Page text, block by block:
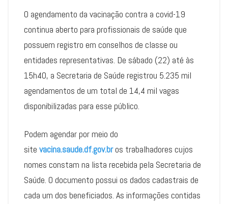
O agendamento da vacinação contra a covid-19
continua aberto para profissionais de saúde que
possuem registro em conselhos de classe ou
entidades representativas. De sábado (22) até às
15h40, a Secretaria de Saúde registrou 5.235 mil
agendamentos de um total de 14,4 mil vagas
disponibilizadas para esse público.
Podem agendar por meio do
site vacina.saude.df.gov.bros trabalhadores cujos
nomes constam na lista recebida pela Secretaria de
Saúde. O documento possui os dados cadastrais de
cada um dos beneficiados. As informações contidas